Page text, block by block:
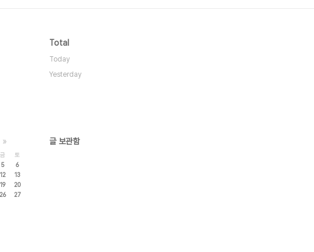
Total
Today
Yesterday
»
금
토
5
6
12
13
19
20
26
27
글 보관함